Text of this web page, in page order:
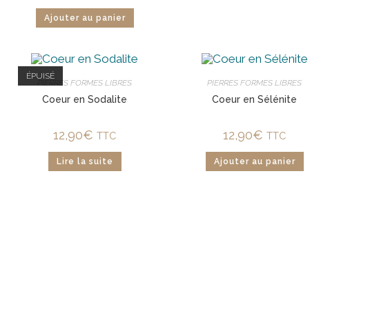
Ajouter au panier
ÉPUISÉ
PIERRES FORMES LIBRES
Coeur en Sodalite
12,90€ TTC
Lire la suite
PIERRES FORMES LIBRES
Coeur en Sélénite
12,90€ TTC
Ajouter au panier